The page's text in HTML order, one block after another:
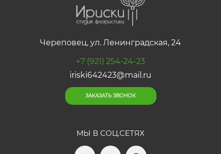
Череповец, ул. Ленинградская, 24
+7 (921) 254-24-23
iriski642423@mail.ru
ЗАКАЗАТЬ ЗВОНОК
МЫ В СОЦ.СЕТЯХ